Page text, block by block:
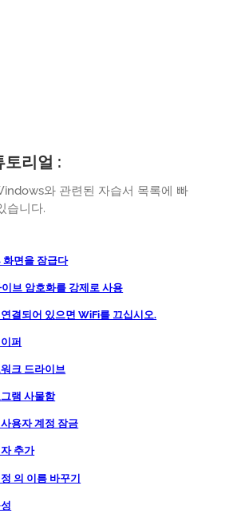
토리얼 :
와 관련된 자습서 목록에 빠
습니다.
화면을 잠급다
브 암호화를 강제로 사용
결되어 있으면 WiFi를 끄십시오.
퍼
크 드라이브
램 사물함
용자 계정 잠금
추가
의 이름 바꾸기